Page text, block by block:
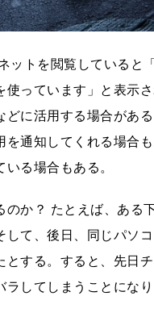
ットを閲覧していると
っています」と表示
に活用する場合があ
通知してくれる場合
る場合もある。
か？ たとえば、ある
て、後日、同じパソ
する。すると、先日
してしまうことになり